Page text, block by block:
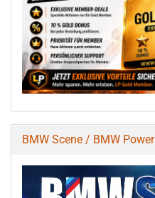
BMW Scene / BMW Power